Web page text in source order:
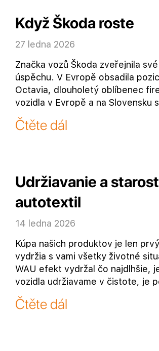
Když Škoda roste
27 ledna 2026
Značka vozů Škoda zveřejnila
úspěchu. V Evropě obsadila
Octavia, dlouholetý oblíbenec
vozidla v Evropě a na Slovensku
Čtěte dál
Udržiavanie a
autotextil
14 ledna 2026
Kúpa našich produktov je len
vydržia s vami všetky životné
WAU efekt vydržal čo najdlhšie,
vozidla udržiavame v čistote, je
Čtěte dál